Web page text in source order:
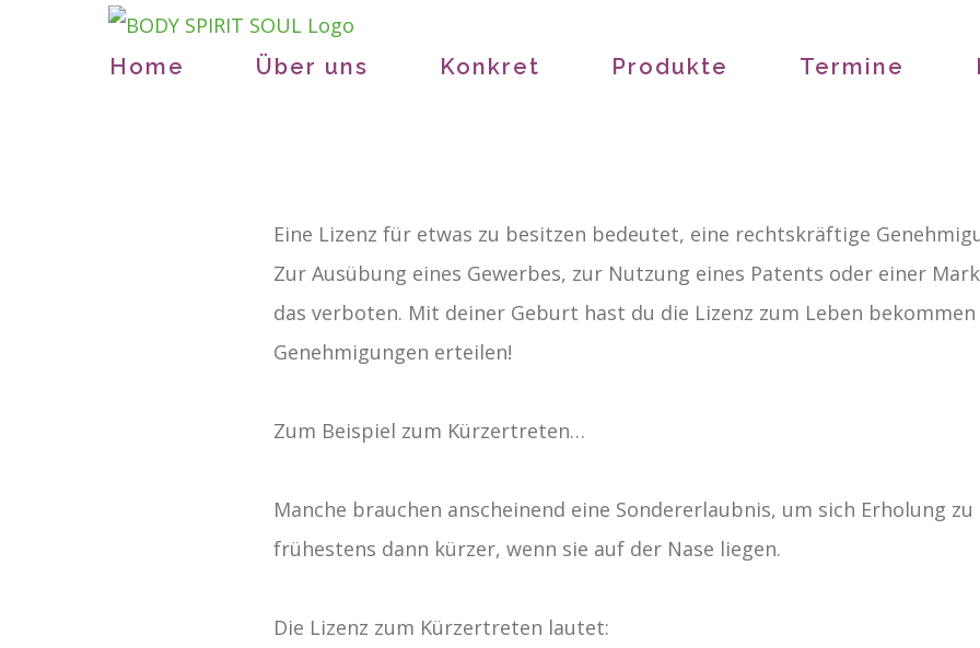
Home Über uns Konkret Produkte Termine
grösseres
Bild
Eine Lizenz für etwas zu besitzen bedeutet, eine rechtskräftige
Zur Ausübung eines Gewerbes, zur Nutzung eines Patents oder einer
das verboten. Mit deiner Geburt hast du die Lizenz zum Leben
Genehmigungen erteilen!
Zum Beispiel zum Kürzertreten…
Manche brauchen anscheinend eine Sondererlaubnis, um sich Erholung
frühestens dann kürzer, wenn sie auf der Nase liegen.
Die Lizenz zum Kürzertreten lautet: